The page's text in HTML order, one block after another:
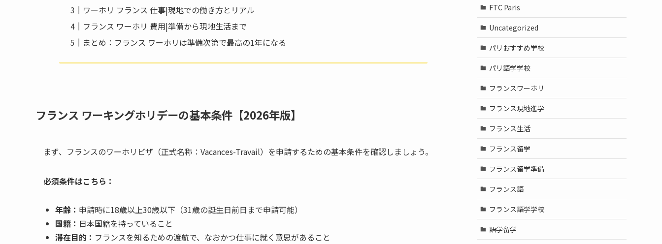
ワーホリ フランス 仕事|現地での働き方とリアル
フランス ワーホリ 費用|準備から現地生活まで
まとめ：フランス ワーホリは準備次第で最高の1年になる
フランス ワーキングホリデーの基本条件【2026年版】
まず、フランスのワーホリビザ（正式名称：Vacances-Travail）を申請するための基本条件を確認しましょう。
必須条件はこちら：
年齢： 申請時に18歳以上30歳以下（31歳の誕生日前日まで申請可能）
国籍： 日本国籍を持っていること
滞在目的： フランスを知るための渡航で、なおかつ仕事に就く意思があること
FTC Paris
Uncategorized
パリおすすめ学校
パリ語学学校
フランスワーホリ
フランス現地進学
フランス生活
フランス留学
フランス留学準備
フランス語
フランス語学学校
語学留学